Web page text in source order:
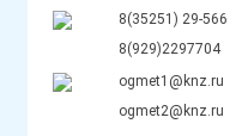
8(35251) 29-566
8(929)2297704
ogmet1@knz.ru
ogmet2@knz.ru